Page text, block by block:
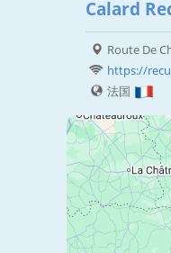
Calard
Route De
https://
法国